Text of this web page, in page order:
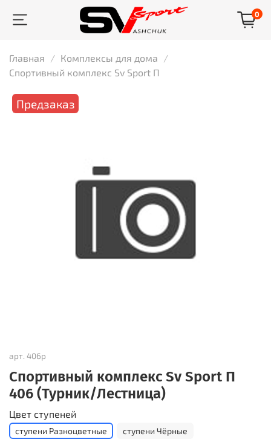
0
Главная
Комплексы для дома
Спортивный комплекс Sv Sport П
Предзаказ
арт. 406р
Спортивный комплекс Sv Sport П
406 (Турник/Лестница)
Цвет ступеней
ступени Разноцветные
ступени Чёрные